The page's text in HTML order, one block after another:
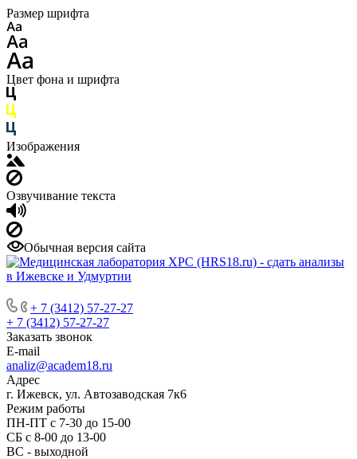
Размер шрифта
Цвет фона и шрифта
Изображения
Озвучивание текста
Обычная версия сайта
+ 7 (3412) 57-27-27
+ 7 (3412) 57-27-27
Заказать звонок
E-mail
analiz@academ18.ru
Адрес
г. Ижевск, ул. Автозаводская 7к6
Режим работы
ПН-ПТ с 7-30 до 15-00
СБ с 8-00 до 13-00
ВС - выходной